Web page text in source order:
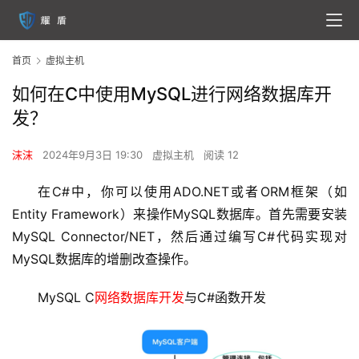
首页 虚拟主机
如何在C中使用MySQL进行网络数据库开
发？
沫沫 2024年9月3日 19:30 虚拟主机 阅读 12
在C#中，你可以使用ADO.NET或者ORM框架（如
Entity Framework）来操作MySQL数据库。首先需要安装
MySQL Connector/NET，然后通过编写C#代码实现对
MySQL数据库的增删改查操作。
MySQL C网络数据库开发与C#函数开发